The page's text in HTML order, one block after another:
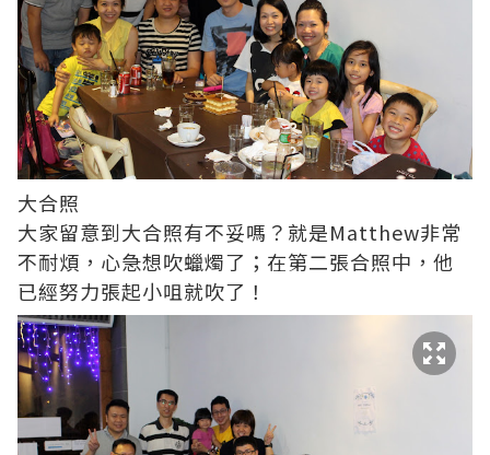
大合照
大家留意到大合照有不妥嗎？就是Matthew非常
不耐煩，心急想吹蠟燭了；在第二張合照中，他
已經努力張起小咀就吹了！